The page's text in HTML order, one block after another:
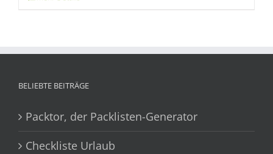
BELIEBTE BEITRÄGE
Packtor, der Packlisten-Generator
Checkliste Urlaub